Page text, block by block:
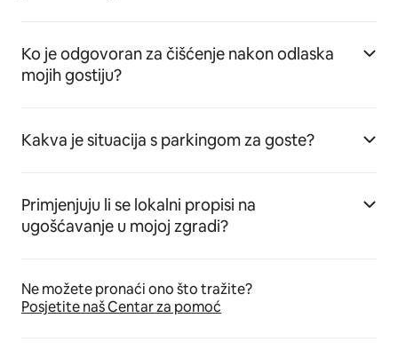
Ko je odgovoran za čišćenje nakon odlaska
mojih gostiju?
Kakva je situacija s parkingom za goste?
Primjenjuju li se lokalni propisi na
ugošćavanje u mojoj zgradi?
Ne možete pronaći ono što tražite?
Posjetite naš Centar za pomoć